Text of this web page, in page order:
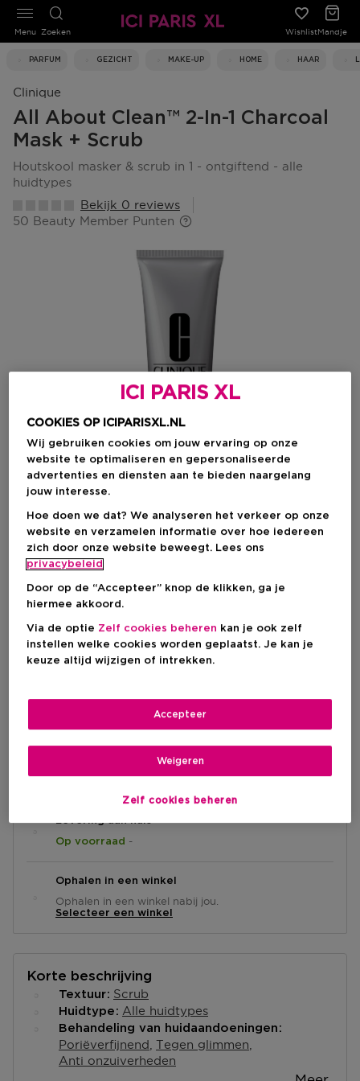
Zoeken WishlistMandje
PARFUM GEZICHT MAKE-UP HOME HAAR
Menu
Clinique
All About Clean™ 2-In-1 Charcoal
Mask + Scrub
houtskool masker & scrub in 1 - ontgiftend - alle
huidtypes
Bekijk 0 reviews
50 Beauty Member Punten
Kies je formaat
100 ML
100 ML
€ 50,00
€ 50,00
IN WINKELMANDJE
Levering aan huis
Op voorraad -
Ophalen in een winkel
Ophalen in een winkel nabij jou.
Selecteer een winkel
Korte beschrijving
Textuur Scrub
Huidtype Alle huidtypes
Behandeling van huidaandoeningen
Poriëverfijnend Tegen glimmen
Anti onzuiverheden
ICI PARIS XL
COOKIES OP ICIPARISXL.NL
Wij gebruiken cookies om jouw ervaring op onze
website te optimaliseren en gepersonaliseerde
advertenties en diensten aan te bieden naargelang
jouw interesse.
Hoe doen we dat? We analyseren het verkeer op onze
website en verzamelen informatie over hoe iedereen
zich door onze website beweegt. Lees ons
privacybeleid
Door op de “Accepteer” knop de klikken, ga je
hiermee akkoord.
Via de optie Zelf cookies beheren kan je ook zelf
instellen welke cookies worden geplaatst. Je kan je
keuze altijd wijzigen of intrekken.
Zelf cookies beheren
Weigeren
Accepteer